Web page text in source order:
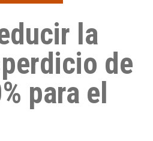
la
de
para el